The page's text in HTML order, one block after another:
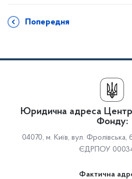
Попередня
Юридична адреса
Фонду:
04070, м. Київ, вул.
ЄДРПОУ
Фактична